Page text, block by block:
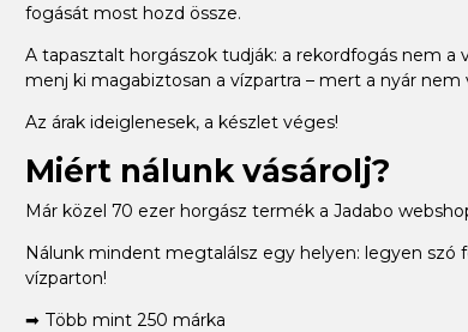
fogását most hozd össze.
A tapasztalt horgászok tudják: a rekordfogás nem a
menj ki magabiztosan a vízpartra – mert a nyár nem
Az árak ideiglenesek, a készlet véges!
Miért nálunk vásárolj?
Már közel 70 ezer horgász termék a Jadabo
Nálunk mindent megtalálsz egy helyen: legyen szó
vízparton!
➡ Több mint 250 márka